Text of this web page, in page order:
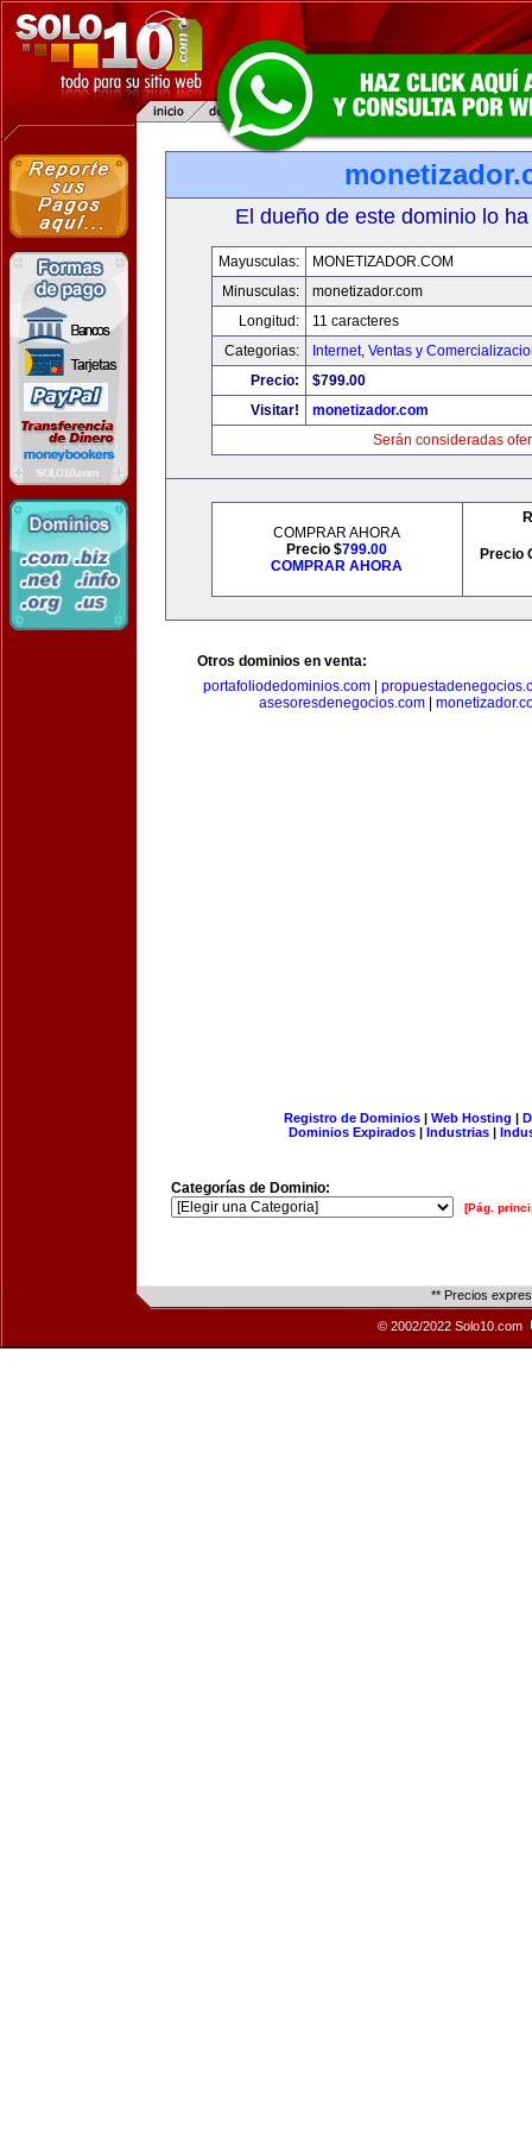
El dueño de este dominio lo
Mayusculas:
MONETIZADOR.COM
Minusculas:
monetizador.com
Longitud:
11 caracteres
Categorias:
Internet, Ventas y
Precio:
$799.00
Visitar!
monetizador.com
Serán consideradas
COMPRAR AHORA
Precio $799.00
COMPRAR AHORA
Precio
Otros dominios en venta:
portafoliodedominios.com|
asesoresdenegocios.com
Registro de Dominios| Web Hosting |
Dominios Expirados | Industrias |
Categorías de Dominio:
[Pág.
** Precios
© 2002/2022 Solo10.com